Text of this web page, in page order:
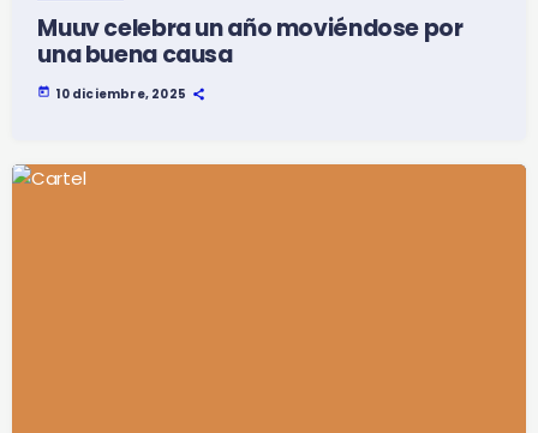
Muuv celebra un año moviéndose por
una buena causa
today 10 diciembre, 2025